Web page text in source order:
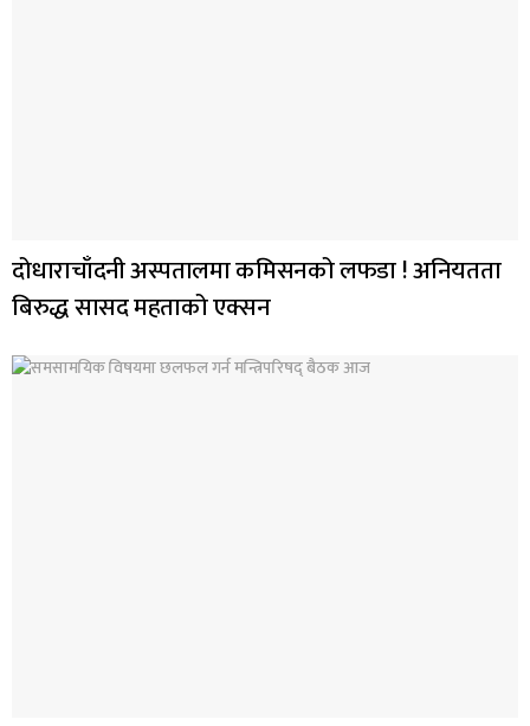
दोधाराचाँदनी अस्पतालमा कमिसनको लफडा ! अनियतता
बिरुद्ध सासद महताको एक्सन